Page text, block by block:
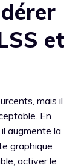
et
mais il
En
augmente la
graphique
activer le